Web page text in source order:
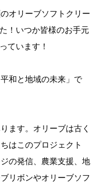
オリーブソフトクリー
！いつか皆様のお手元
ています！
和と地域の未来」で
ます。オリーブは古く
はこのプロジェクト
の発信、農業支援、地
リボンやオリーブソフ